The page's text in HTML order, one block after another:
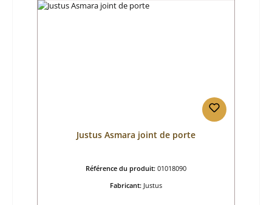
Justus Asmara joint de porte
Référence du produit: 01018090
Fabricant: Justus